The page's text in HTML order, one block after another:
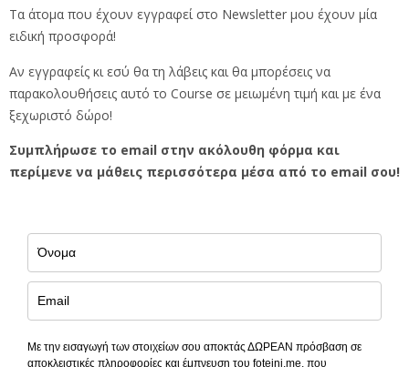
Τα άτομα που έχουν εγγραφεί στο Newsletter μου έχουν μία
ειδική προσφορά!
Αν εγγραφείς κι εσύ θα τη λάβεις και θα μπορέσεις να
παρακολουθήσεις αυτό το Course σε μειωμένη τιμή και με ένα
ξεχωριστό δώρο!
Συμπλήρωσε το email στην ακόλουθη φόρμα και
περίμενε να μάθεις περισσότερα μέσα από το email σου!
Με την εισαγωγή των στοιχείων σου αποκτάς ΔΩΡΕΑΝ πρόσβαση σε
αποκλειστικές πληροφορίες και έμπνευση του foteini.me, που